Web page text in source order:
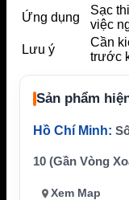
Ứng dụng
Sạc
việc
Lưu ý
Cần
trước
Sản phẩm
Hồ Chí Minh:
10 (Gần Vòng
Xem Map